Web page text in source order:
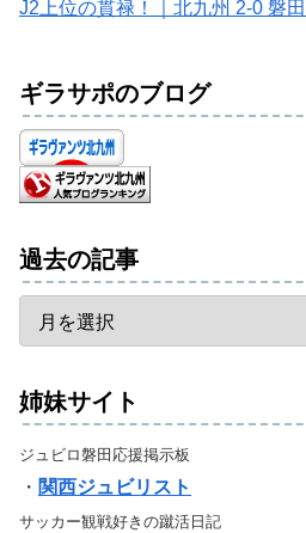
J2上位の貫禄！｜北九州 2-0 磐田
ギラサポのブログ
過去の記事
姉妹サイト
ジュビロ磐田応援掲示板
・ 関西ジュビリスト
サッカー観戦好きの蹴活日記